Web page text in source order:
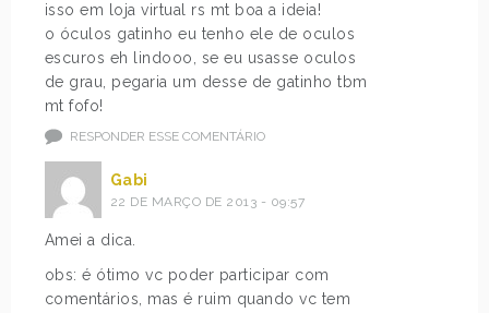
isso em loja virtual rs mt boa a ideia!
o óculos gatinho eu tenho ele de oculos
escuros eh lindooo, se eu usasse oculos
de grau, pegaria um desse de gatinho tbm
mt fofo!
RESPONDER ESSE COMENTÁRIO
Gabi
22 DE MARÇO DE 2013 - 09:57
Amei a dica.
obs: é ótimo vc poder participar com
comentários, mas é ruim quando vc tem